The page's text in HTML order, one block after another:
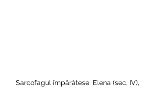
Sarcofagul împărătesei Elena (sec. IV),